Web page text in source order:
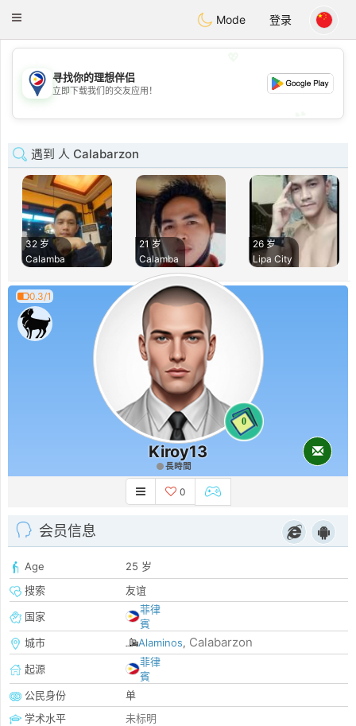
PhilippinesChat
Toggle
Mode 登录
💖
💕
寻找你的理想伴侣
立即下载我们的交友应用！
遇到 人 Calabarzon
32 岁
Calamba
21 岁
Calamba
26 岁
Lipa City
0.3/1
0
Kiroy13
長時間
0
会员信息
Age
25 岁
搜索
友谊
国家
菲律
賓
城市
Alaminos, Calabarzon
起源
菲律
賓
公民身份
单
学术水平
未标明